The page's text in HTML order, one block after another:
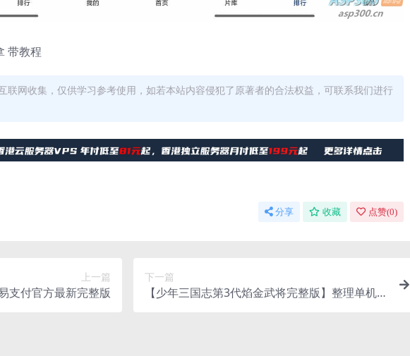
带教程
联网收集，仅供学习参考使用，如若本站内容侵犯了原著者的合法权益，可联系我们进行
分享 收藏 点赞(0)
上一篇
支付官方最新完整版
下一篇
【少年三国志第3代焰金武将完整版】整理单机一